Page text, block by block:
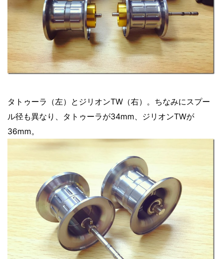
タトゥーラ（左）とジリオンTW（右）。ちなみにスプー
ル径も異なり、タトゥーラが34mm、ジリオンTWが
36mm。